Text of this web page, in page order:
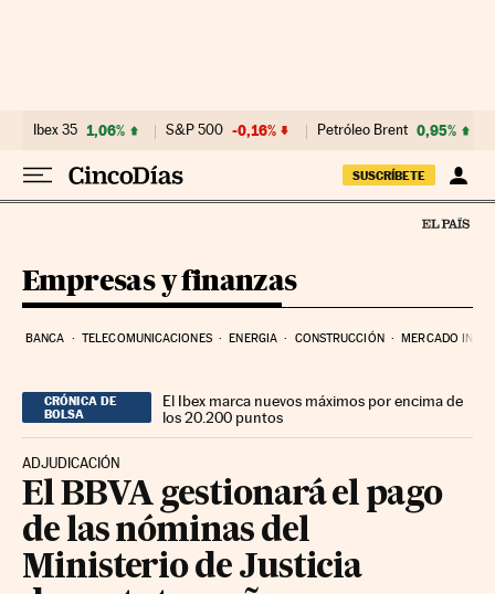
Ibex 35 1,06% S&P 500 -0,16% Petróleo Brent 0,95%
SUSCRÍBETE
Empresas y finanzas
BANCA TELECOMUNICACIONES ENERGIA CONSTRUCCIÓN MERCADO
CRÓNICA DE
BOLSA
El Ibex marca nuevos máximos por encima de
los 20.200 puntos
ADJUDICACIÓN
El BBVA gestionará el pago
de las nóminas del
Ministerio de Justicia